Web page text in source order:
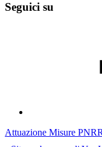
Seguici su
Attuazione Misure PNRR